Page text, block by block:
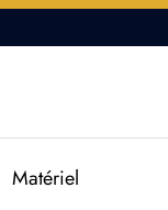
Matériel